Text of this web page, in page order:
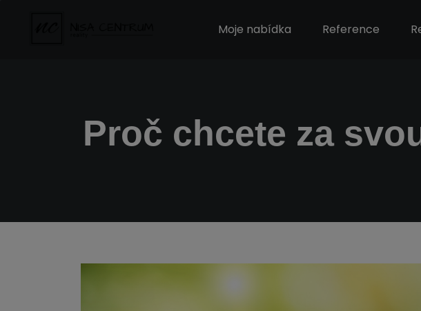
Moje nabídka Reference
Proč chcete za